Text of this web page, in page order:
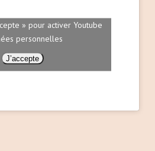
» pour activer Youtube
personnelles
J’accepte